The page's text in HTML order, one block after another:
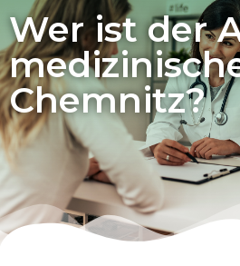
Wer ist der
Chemnitz?